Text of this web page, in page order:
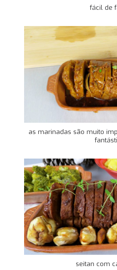
fácil de
as marinadas são muito
seitan com